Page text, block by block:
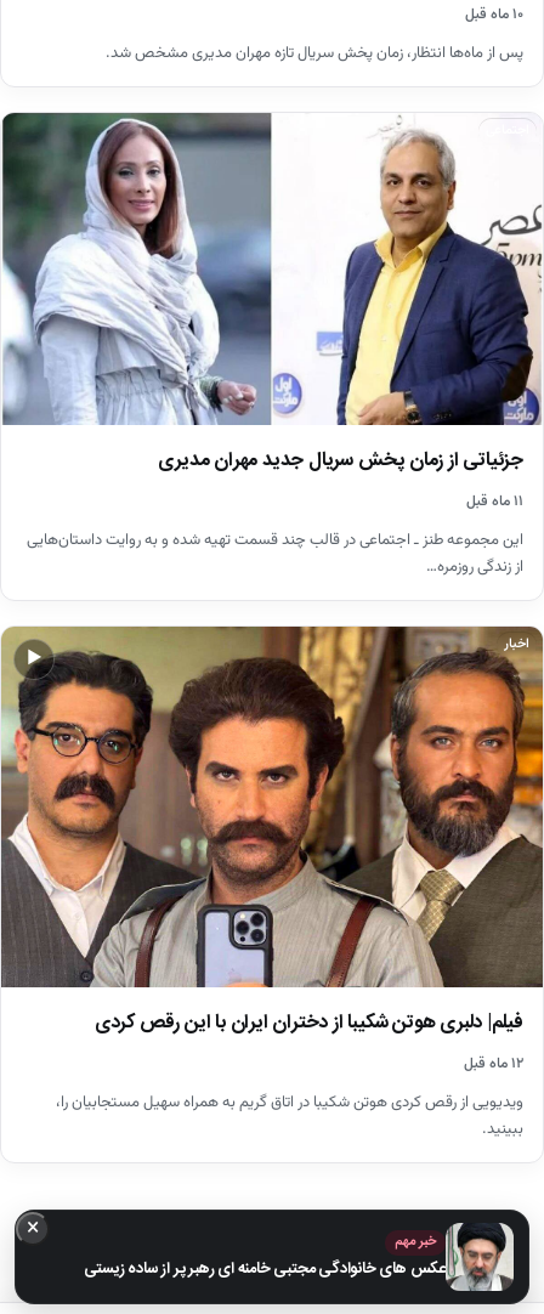
۱۰ ماه قبل
پس از ماه‌ها انتظار، زمان پخش سریال تازه مهران مدیری مشخص شد.
جزئیاتی از زمان پخش سریال جدید مهران مدیری
۱۱ ماه قبل
این مجموعه طنز ـ اجتماعی در قالب چند قسمت تهیه شده و به روایت داستان‌هایی
از زندگی روزمره…
▶
اخبار
فیلم| دلبری هوتن شکیبا از دختران ایران با این رقص کردی
۱۲ ماه قبل
ویدیویی از رقص کردی هوتن شکیبا در اتاق گریم به همراه سهیل مستجابیان را،
ببینید.
× خبر مهم
عکس های خانوادگی مجتبی خامنه ای رهبر پر از ساده زیستی